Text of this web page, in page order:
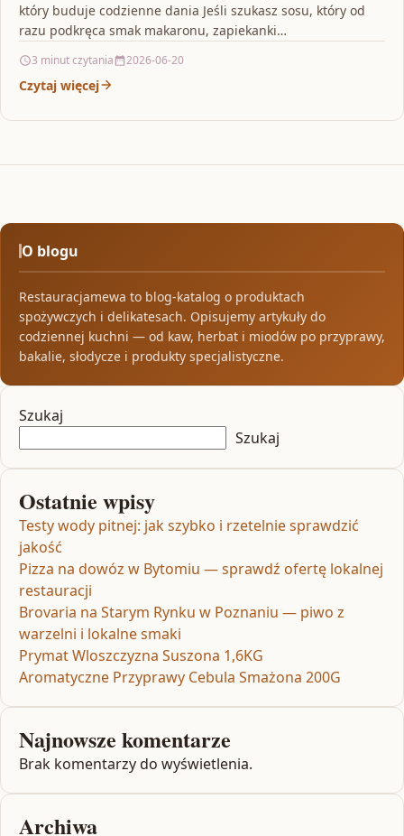
który buduje codzienne dania Jeśli szukasz sosu, który od
razu podkręca smak makaronu, zapiekanki…
3 minut czytania 2026-06-20
Czytaj więcej
O blogu
Restauracjamewa to blog-katalog o produktach
spożywczych i delikatesach. Opisujemy artykuły do
codziennej kuchni — od kaw, herbat i miodów po przyprawy,
bakalie, słodycze i produkty specjalistyczne.
Szukaj
Szukaj
Ostatnie wpisy
Testy wody pitnej: jak szybko i rzetelnie sprawdzić
jakość
Pizza na dowóz w Bytomiu — sprawdź ofertę lokalnej
restauracji
Brovaria na Starym Rynku w Poznaniu — piwo z
warzelni i lokalne smaki
Prymat Wloszczyzna Suszona 1,6KG
Aromatyczne Przyprawy Cebula Smażona 200G
Najnowsze komentarze
Brak komentarzy do wyświetlenia.
Archiwa